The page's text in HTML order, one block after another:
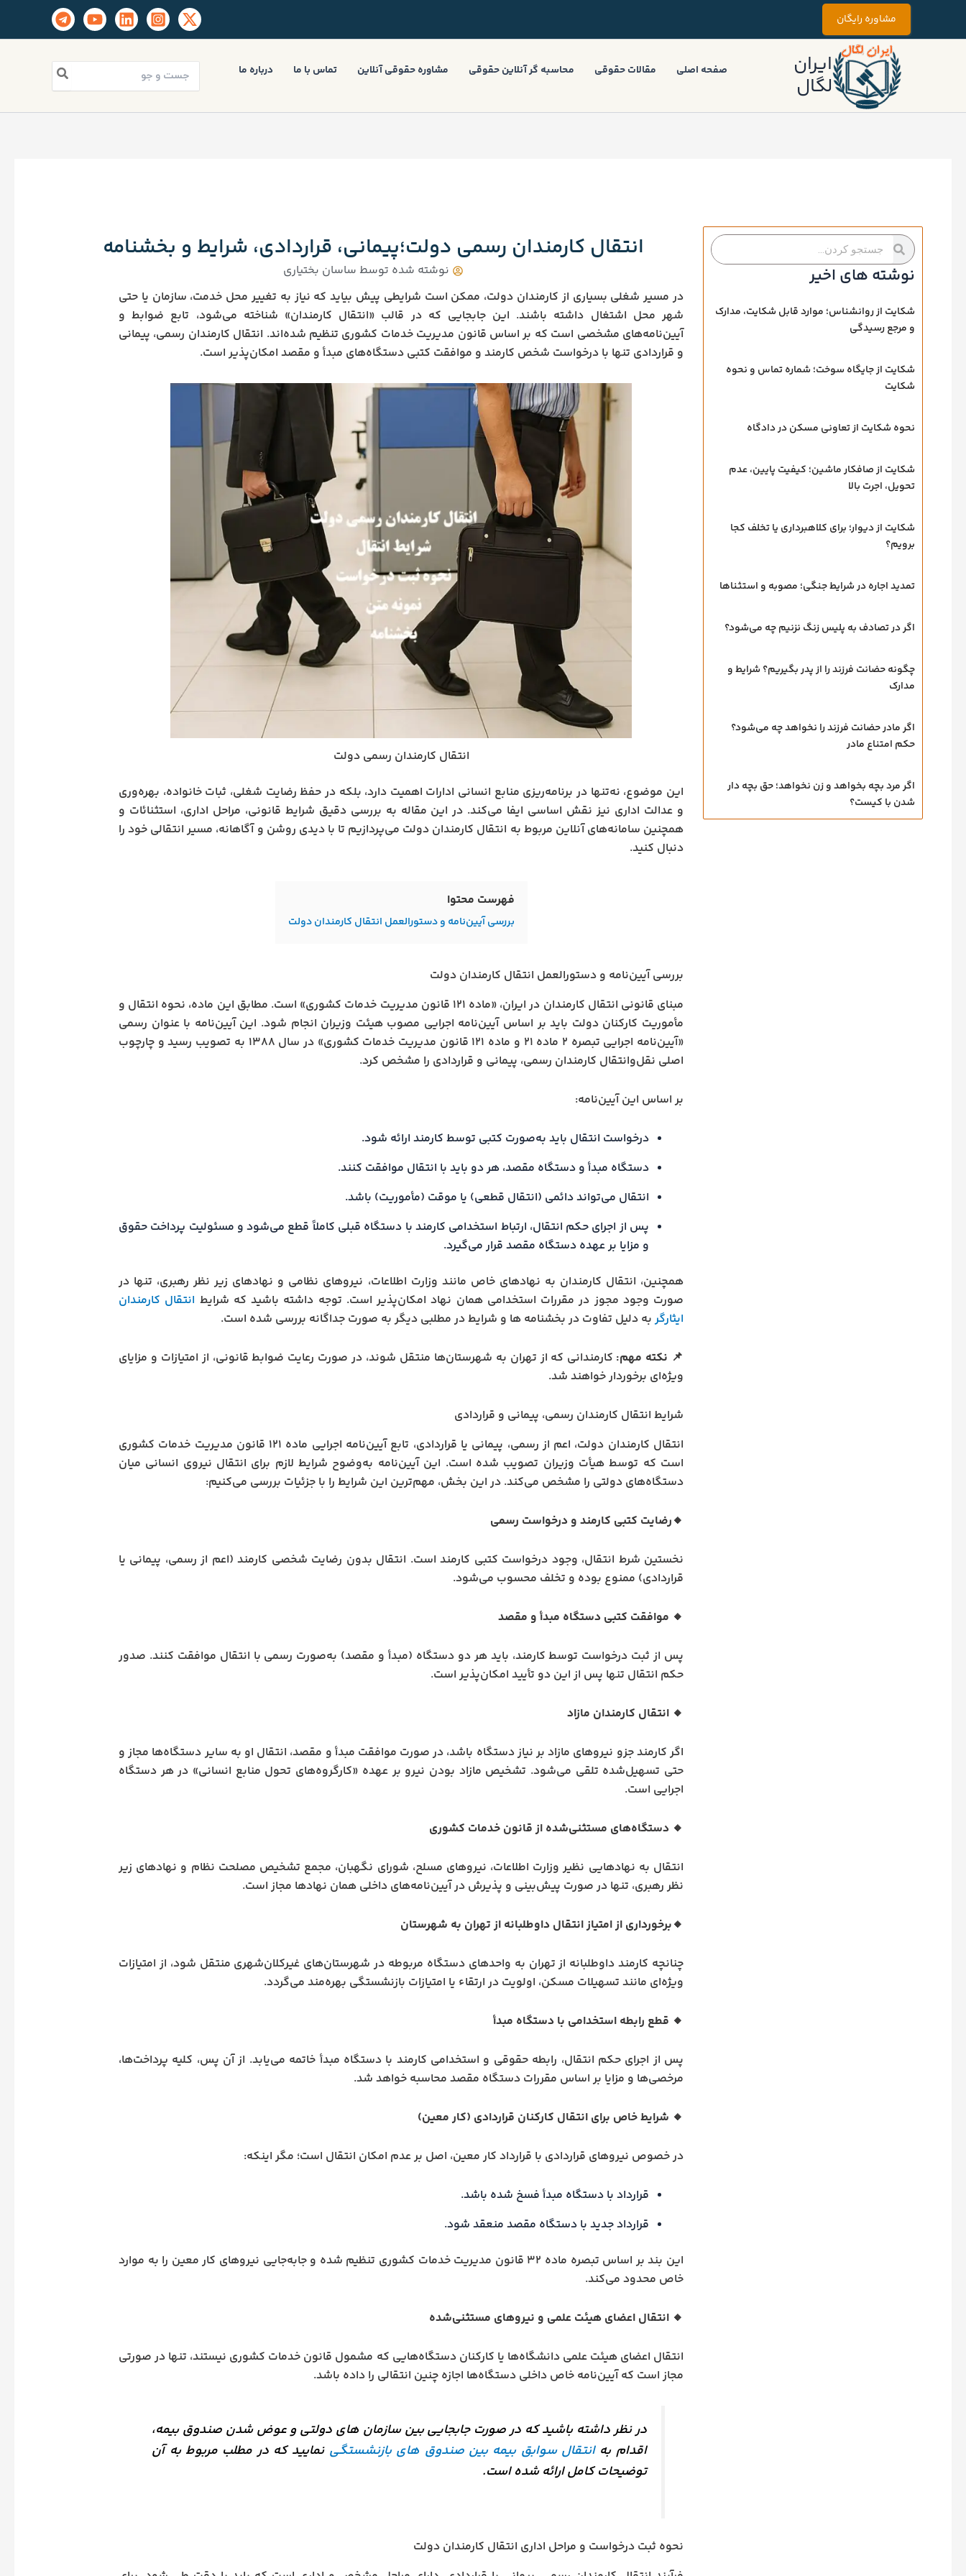
محتوا
مشاوره رایگان
ایران
لگال
صفحه اصلی مقالات حقوقی محاسبه گر آنلاین حقوقی مشاوره حقوقی آنلاین تماس با ما درباره ما
برای:
جستجو
کردن
جستجو
کردن
نوشته های اخیر
شکایت از روانشناس؛ موارد قابل شکایت، مدارک
و مرجع رسیدگی
شکایت از جایگاه سوخت؛ شماره تماس و نحوه
شکایت
نحوه شکایت از تعاونی مسکن در دادگاه
شکایت از صافکار ماشین؛ کیفیت پایین، عدم
تحویل، اجرت بالا
شکایت از دیوار؛ برای کلاهبرداری یا تخلف کجا
برویم؟
تمدید اجاره در شرایط جنگی؛ مصوبه و استثناها
اگر در تصادف به پلیس زنگ نزنیم چه می‌شود؟
چگونه حضانت فرزند را از پدر بگیریم؟ شرایط و
مدارک
اگر مادر حضانت فرزند را نخواهد چه می‌شود؟
حکم امتناع مادر
اگر مرد بچه بخواهد و زن نخواهد؛ حق بچه‌ دار
شدن با کیست؟
انتقال کارمندان رسمی دولت؛پیمانی، قراردادی، شرایط و بخشنامه
نوشته شده توسط ساسان بختیاری
در مسیر شغلی بسیاری از کارمندان دولت، ممکن است شرایطی پیش بیاید که نیاز به تغییر محل خدمت، سازمان یا حتی
شهر محل اشتغال داشته باشند. این جابجایی که در قالب «انتقال کارمندان» شناخته می‌شود، تابع ضوابط و
آیین‌نامه‌های مشخصی است که بر اساس قانون مدیریت خدمات کشوری تنظیم شده‌اند. انتقال کارمندان رسمی، پیمانی
و قراردادی تنها با درخواست شخص کارمند و موافقت کتبی دستگاه‌های مبدأ و مقصد امکان‌پذیر است.
انتقال کارمندان رسمی دولت
این موضوع، نه‌تنها در برنامه‌ریزی منابع انسانی ادارات اهمیت دارد، بلکه در حفظ رضایت شغلی، ثبات خانواده، بهره‌وری
و عدالت اداری نیز نقش اساسی ایفا می‌کند. در این مقاله به بررسی دقیق شرایط قانونی، مراحل اداری، استثنائات و
همچنین سامانه‌های آنلاین مربوط به انتقال کارمندان دولت می‌پردازیم تا با دیدی روشن و آگاهانه، مسیر انتقالی خود را
دنبال کنید.
فهرست محتوا
بررسی آیین‌نامه و دستورالعمل انتقال کارمندان دولت
بررسی آیین‌نامه و دستورالعمل انتقال کارمندان دولت
مبنای قانونی انتقال کارمندان در ایران، «ماده ۱۲۱ قانون مدیریت خدمات کشوری» است. مطابق این ماده، نحوه انتقال و
مأموریت کارکنان دولت باید بر اساس آیین‌نامه اجرایی مصوب هیئت وزیران انجام شود. این آیین‌نامه با عنوان رسمی
«آیین‌نامه اجرایی تبصره ۲ ماده ۲۱ و ماده ۱۲۱ قانون مدیریت خدمات کشوری» در سال ۱۳۸۸ به تصویب رسید و چارچوب
اصلی نقل‌وانتقال کارمندان رسمی، پیمانی و قراردادی را مشخص کرد.
بر اساس این آیین‌نامه:
درخواست انتقال باید به‌صورت کتبی توسط کارمند ارائه شود.
دستگاه مبدأ و دستگاه مقصد، هر دو باید با انتقال موافقت کنند.
انتقال می‌تواند دائمی (انتقال قطعی) یا موقت (مأموریت) باشد.
پس از اجرای حکم انتقال، ارتباط استخدامی کارمند با دستگاه قبلی کاملاً قطع می‌شود و مسئولیت پرداخت حقوق
و مزایا بر عهده دستگاه مقصد قرار می‌گیرد.
همچنین، انتقال کارمندان به نهادهای خاص مانند وزارت اطلاعات، نیروهای نظامی و نهادهای زیر نظر رهبری، تنها در
صورت وجود مجوز در مقررات استخدامی همان نهاد امکان‌پذیر است. توجه داشته باشید که شرایط انتقال کارمندان
ایثارگربه دلیل تفاوت در بخشنامه ها و شرایط در مطلبی دیگر به صورت جداگانه بررسی شده است.
📌 نکته مهم: کارمندانی که از تهران به شهرستان‌ها منتقل شوند، در صورت رعایت ضوابط قانونی، از امتیازات و مزایای
ویژه‌ای برخوردار خواهند شد.
شرایط انتقال کارمندان رسمی، پیمانی و قراردادی
انتقال کارمندان دولت، اعم از رسمی، پیمانی یا قراردادی، تابع آیین‌نامه اجرایی ماده ۱۲۱ قانون مدیریت خدمات کشوری
است که توسط هیأت وزیران تصویب شده است. این آیین‌نامه به‌وضوح شرایط لازم برای انتقال نیروی انسانی میان
دستگاه‌های دولتی را مشخص می‌کند. در این بخش، مهم‌ترین این شرایط را با جزئیات بررسی می‌کنیم:
🔸رضایت کتبی کارمند و درخواست رسمی
نخستین شرط انتقال، وجود درخواست کتبی کارمند است. انتقال بدون رضایت شخصی کارمند (اعم از رسمی، پیمانی یا
قراردادی) ممنوع بوده و تخلف محسوب می‌شود.
🔸 موافقت کتبی دستگاه مبدأ و مقصد
پس از ثبت درخواست توسط کارمند، باید هر دو دستگاه (مبدأ و مقصد) به‌صورت رسمی با انتقال موافقت کنند. صدور
حکم انتقال تنها پس از این دو تأیید امکان‌پذیر است.
🔸 انتقال کارمندان مازاد
اگر کارمند جزو نیروهای مازاد بر نیاز دستگاه باشد، در صورت موافقت مبدأ و مقصد، انتقال او به سایر دستگاه‌ها مجاز و
حتی تسهیل‌شده تلقی می‌شود. تشخیص مازاد بودن نیرو بر عهده «کارگروه‌های تحول منابع انسانی» در هر دستگاه
اجرایی است.
🔸 دستگاه‌های مستثنی‌شده از قانون خدمات کشوری
انتقال به نهادهایی نظیر وزارت اطلاعات، نیروهای مسلح، شورای نگهبان، مجمع تشخیص مصلحت نظام و نهادهای زیر
نظر رهبری، تنها در صورت پیش‌بینی و پذیرش در آیین‌نامه‌های داخلی همان نهادها مجاز است.
🔸برخورداری از امتیاز انتقال داوطلبانه از تهران به شهرستان
چنانچه کارمند داوطلبانه از تهران به واحدهای دستگاه مربوطه در شهرستان‌های غیرکلان‌شهری منتقل شود، از امتیازات
ویژه‌ای مانند تسهیلات مسکن، اولویت در ارتقاء یا امتیازات بازنشستگی بهره‌مند می‌گردد.
🔸 قطع رابطه استخدامی با دستگاه مبدأ
پس از اجرای حکم انتقال، رابطه حقوقی و استخدامی کارمند با دستگاه مبدأ خاتمه می‌یابد. از آن پس، کلیه پرداخت‌ها،
مرخصی‌ها و مزایا بر اساس مقررات دستگاه مقصد محاسبه خواهد شد.
🔸 شرایط خاص برای انتقال کارکنان قراردادی (کار معین)
در خصوص نیروهای قراردادی با قرارداد کار معین، اصل بر عدم امکان انتقال است؛ مگر اینکه:
قرارداد با دستگاه مبدأ فسخ شده باشد.
قرارداد جدید با دستگاه مقصد منعقد شود.
این بند بر اساس تبصره ماده ۳۲ قانون مدیریت خدمات کشوری تنظیم شده و جابه‌جایی نیروهای کار معین را به موارد
خاص محدود می‌کند.
🔸 انتقال اعضای هیئت علمی و نیروهای مستثنی‌شده
انتقال اعضای هیئت علمی دانشگاه‌ها یا کارکنان دستگاه‌هایی که مشمول قانون خدمات کشوری نیستند، تنها در صورتی
مجاز است که آیین‌نامه خاص داخلی دستگاه‌ها اجازه چنین انتقالی را داده باشد.
در نظر داشته باشید که در صورت جابجایی بین سازمان های دولتی و عوض شدن صندوق بیمه،
اقدام بهانتقال سوابق بیمه بین صندوق های بازنشستگی نمایید که در مطلب مربوط به آن
توضیحات کامل ارائه شده است.
نحوه ثبت درخواست و مراحل اداری انتقال کارمندان دولت